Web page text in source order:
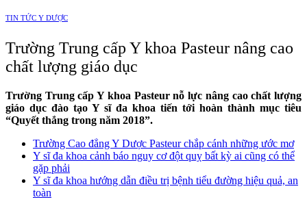
TIN TỨC Y DƯỢC
Trường Trung cấp Y khoa Pasteur nâng cao
chất lượng giáo dục
Trường Trung cấp Y khoa Pasteur nỗ lực nâng cao chất lượng
giáo dục đào tạo Y sĩ đa khoa tiến tới hoàn thành mục tiêu
“Quyết thắng trong năm 2018”.
Trường Cao đẳng Y Dược Pasteur chắp cánh những ước mơ
Y sĩ đa khoa cảnh báo nguy cơ đột quỵ bất kỳ ai cũng có thể
gặp phải
Y sĩ đa khoa hướng dẫn điều trị bệnh tiểu đường hiệu quả, an
toàn